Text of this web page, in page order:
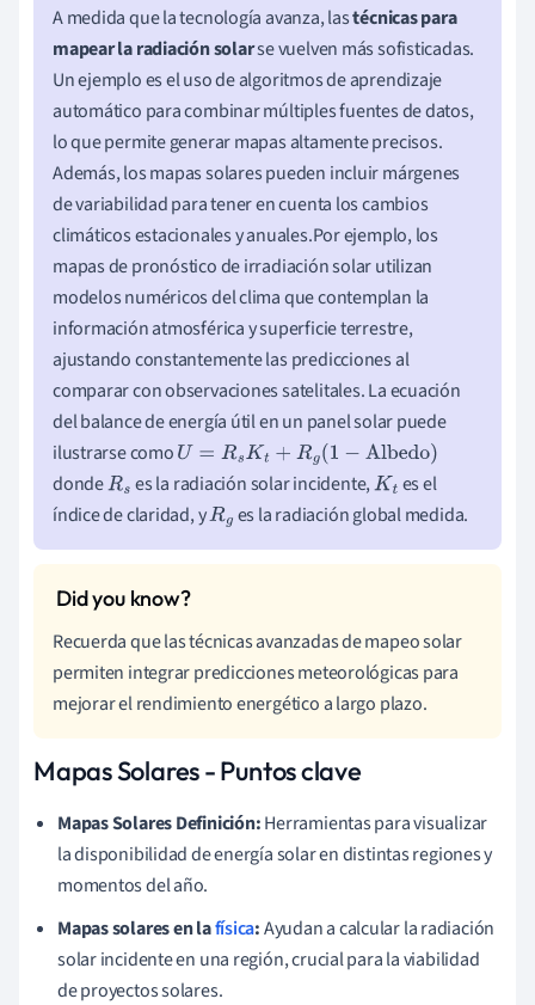
A medida que la tecnología avanza, lastécnicas para
mapear la radiación solarse vuelven más sofisticadas.
Un ejemplo es el uso de algoritmos de aprendizaje
automático para combinar múltiples fuentes de datos,
lo que permite generar mapas altamente precisos.
Además, los mapas solares pueden incluir márgenes
de variabilidad para tener en cuenta los cambios
climáticos estacionales y anuales.Por ejemplo, los
mapas de pronóstico de irradiación solar utilizan
modelos numéricos del clima que contemplan la
información atmosférica y superficie terrestre,
ajustando constantemente las predicciones al
comparar con observaciones satelitales. La ecuación
del balance de energía útil en un panel solar puede
ilustrarse comoU= Rs Kt+Rg(1−Albedo )
dondeRs es la radiación solar incidente,Kt es el
índice de claridad, yRg es la radiación global medida.
Recuerda que las técnicas avanzadas de mapeo solar
permiten integrar predicciones meteorológicas para
mejorar el rendimiento energético a largo plazo.
Mapas Solares - Puntos clave
Mapas Solares Definición:Herramientas para visualizar
la disponibilidad de energía solar en distintas regiones y
momentos del año.
Mapas solares en lafísica:Ayudan a calcular la radiación
solar incidente en una región, crucial para la viabilidad
de proyectos solares.